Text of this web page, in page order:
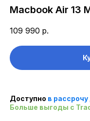
Macbook Air 13
109 990 р.
Доступно в рассрочу
Больше выгоды c